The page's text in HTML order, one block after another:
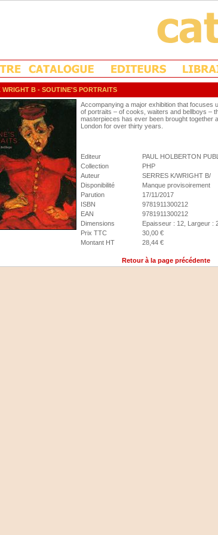
WRIGHT B - SOUTINE'S PORTRAITS
Accompanying a major exhibition that focuses
of portraits – of cooks, waiters and bellboys –
masterpieces has ever been brought together
London for over thirty years.
Editeur
PAUL HOLBERTON
Collection
PHP
Auteur
SERRES K/WRIGHT B/
Disponibilité
Manque provisoirement
Parution
17/11/2017
ISBN
9781911300212
EAN
9781911300212
Dimensions
Epaisseur : 12, Largeur :
Prix TTC
30,00 €
Montant HT
28,44 €
Retour à la page précédente